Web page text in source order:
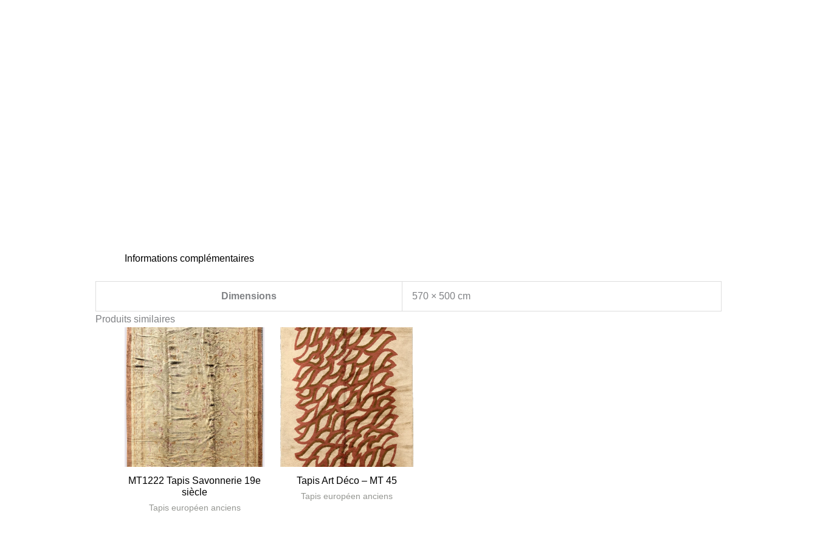
Informations complémentaires
Dimensions 570 × 500 cm
Produits similaires
MT1222 Tapis Savonnerie 19e
siècle
Tapis européen anciens
Tapis Art Déco – MT 45
Tapis européen anciens